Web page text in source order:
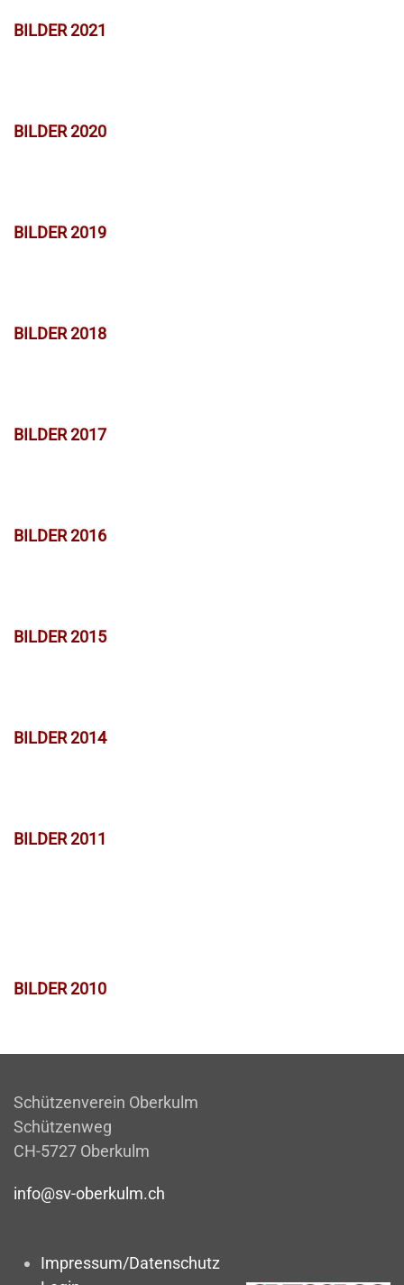
BILDER 2021
BILDER 2020
BILDER 2019
BILDER 2018
BILDER 2017
BILDER 2016
BILDER 2015
BILDER 2014
BILDER 2011
BILDER 2010
Schützenverein Oberkulm
Schützenweg
CH-5727 Oberkulm
info@sv-oberkulm.ch
Impressum/Datenschutz